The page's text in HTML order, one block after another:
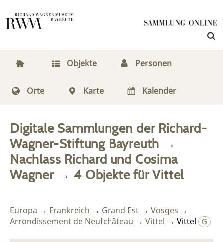
Objekte Personen
Orte Karte Kalender
Digitale Sammlungen der Richard-
Wagner-Stiftung Bayreuth →
Nachlass Richard und Cosima
Wagner→4 ObjektefürVittel
Europa → Frankreich → Grand Est → Vosges →
Arrondissement de Neufchâteau → Vittel → Vittel